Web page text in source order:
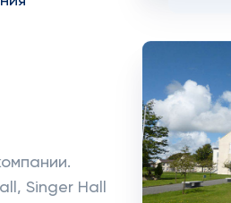
Singer Hall